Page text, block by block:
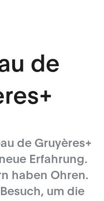
de
de Gruyères+
Erfahrung.
haben Ohren.
um die